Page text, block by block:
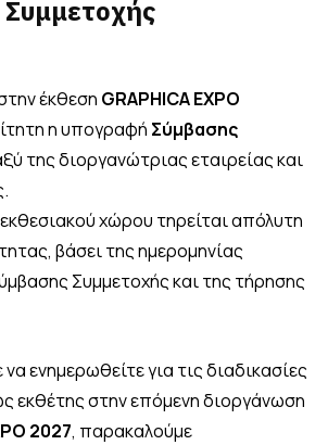
έκθεση GRAPHICA EXPO
η υπογραφή Σύμβασης
της διοργανώτριας εταιρείας και
χώρου τηρείται απόλυτη
βάσει της ημερομηνίας
Συμμετοχής και της τήρησης
ενημερωθείτε για τις διαδικασίες
εκθέτης στην επόμενη διοργάνωση
2027, παρακαλούμε